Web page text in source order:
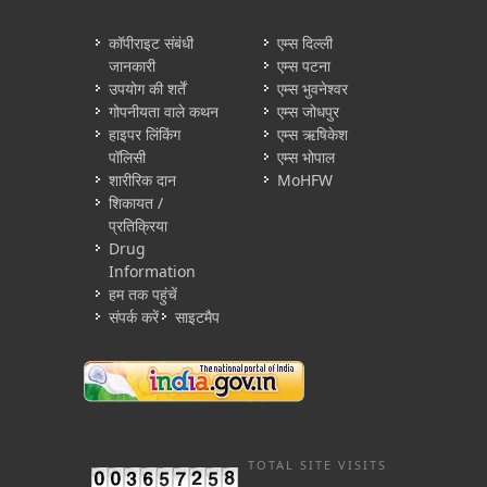
कॉपीराइट संबंधी
जानकारी
उपयोग की शर्तें
गोपनीयता वाले कथन
हाइपर लिंकिंग
पॉलिसी
शारीरिक दान
शिकायत /
प्रतिक्रिया
Drug
Information
हम तक पहुंचें
संपर्क करें
साइटमैप
एम्स दिल्ली
एम्स पटना
एम्स भुवनेश्वर
एम्स जोधपुर
एम्स ऋषिकेश
एम्स भोपाल
MoHFW
TOTAL SITE VISITS